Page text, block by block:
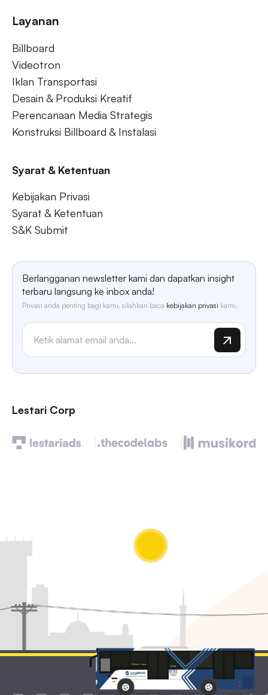
Layanan
Billboard
Videotron
Iklan Transportasi
Desain & Produksi Kreatif
Perencanaan Media Strategis
Konstruksi Billboard & Instalasi
Syarat & Ketentuan
Kebijakan Privasi
Syarat & Ketentuan
S&K Submit
Berlangganan newsletter kami dan dapatkan insight
terbaru langsung ke inbox anda!
Privasi anda penting bagi kami, silahkan baca kebijakan privasi kami.
Lestari Corp